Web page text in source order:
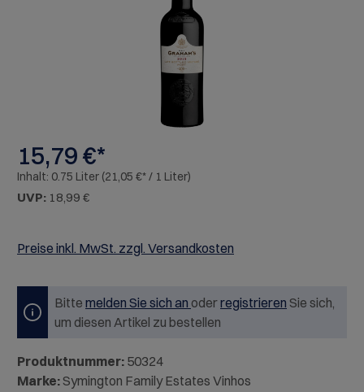
15,79 €*
Inhalt: 0.75 Liter (21,05 €* / 1 Liter)
UVP: 18,99 €
Preise inkl. MwSt. zzgl. Versandkosten
Bitte melden Sie sich an oderregistrieren Sie sich,
um diesen Artikel zu bestellen
Produktnummer: 50324
Marke:Symington Family Estates Vinhos